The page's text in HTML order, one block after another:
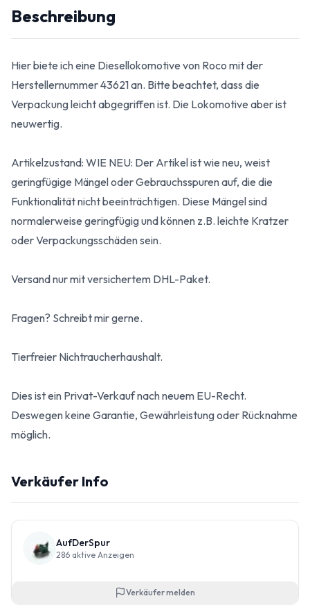
Beschreibung
Hier biete ich eine Diesellokomotive von Roco mit der
Herstellernummer 43621 an. Bitte beachtet, dass die
Verpackung leicht abgegriffen ist. Die Lokomotive aber ist
neuwertig.
Artikelzustand: WIE NEU: Der Artikel ist wie neu, weist
geringfügige Mängel oder Gebrauchsspuren auf, die die
Funktionalität nicht beeinträchtigen. Diese Mängel sind
normalerweise geringfügig und können z.B. leichte Kratzer
oder Verpackungsschäden sein.
Versand nur mit versichertem DHL-Paket.
Fragen? Schreibt mir gerne.
Tierfreier Nichtraucherhaushalt.
Dies ist ein Privat-Verkauf nach neuem EU-Recht.
Deswegen keine Garantie, Gewährleistung oder Rücknahme
möglich.
Verkäufer Info
AufDerSpur
286 aktive Anzeigen
Verkäufer melden